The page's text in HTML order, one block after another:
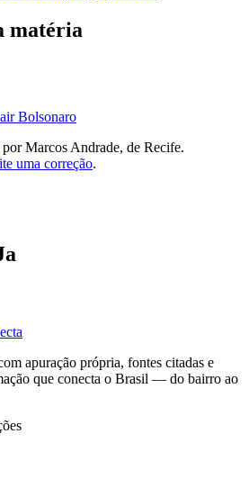
matéria
Bolsonaro
por Marcos Andrade, de Recife.
uma correção.
apuração própria, fontes citadas e
que conecta o Brasil — do bairro ao